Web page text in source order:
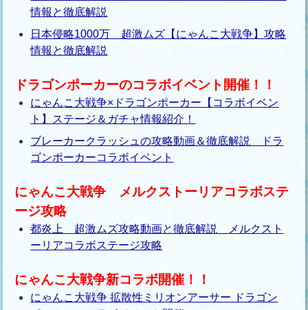
情報と徹底解説
日本侵略1000万 超激ムズ【にゃんこ大戦争】攻略
情報と徹底解説
ドラゴンポーカーのコラボイベント開催！！
にゃんこ大戦争×ドラゴンポーカー【コラボイベン
ト】ステージ＆ガチャ情報紹介！
ブレーカークラッシュの攻略動画＆徹底解説 ドラ
ゴンポーカーコラボイベント
にゃんこ大戦争 メルクストーリアコラボステ
ージ攻略
都炎上 超激ムズ攻略動画と徹底解説 メルクスト
ーリアコラボステージ攻略
にゃんこ大戦争新コラボ開催！！
にゃんこ大戦争 拡散性ミリオンアーサー ドラゴン